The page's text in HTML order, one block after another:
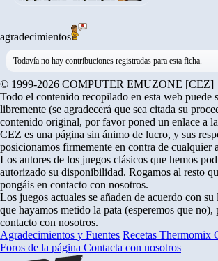
agradecimientos
Todavía no hay contribuciones registradas para esta ficha.
© 1999-2026 COMPUTER EMUZONE [CEZ]
Todo el contenido recopilado en esta web puede
libremente (se agradecerá que sea citada su
contenido original, por favor poned un enlace a
CEZ es una página sin ánimo de lucro, y sus
posicionamos firmemente en contra de cualquier
Los autores de los juegos clásicos que hemos
autorizado su disponibilidad. Rogamos al resto
pongáis en contacto con nosotros.
Los juegos actuales se añaden de acuerdo con
que hayamos metido la pata (esperemos que no),
contacto con nosotros.
Agradecimientos y Fuentes Recetas Thermomix
Foros de la página Contacta con nosotros